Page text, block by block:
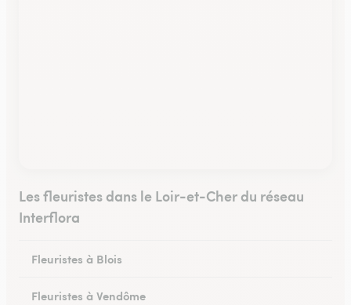
Les fleuristes dans le Loir-et-Cher du réseau
Interflora
Fleuristes à Blois
Fleuristes à Vendôme